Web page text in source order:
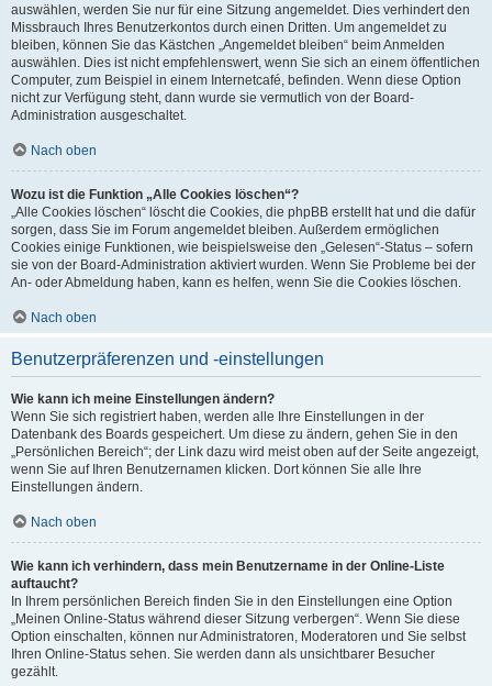
auswählen, werden Sie nur für eine Sitzung angemeldet. Dies verhindert den
Missbrauch Ihres Benutzerkontos durch einen Dritten. Um angemeldet zu
bleiben, können Sie das Kästchen „Angemeldet bleiben“ beim Anmelden
auswählen. Dies ist nicht empfehlenswert, wenn Sie sich an einem öffentlichen
Computer, zum Beispiel in einem Internetcafé, befinden. Wenn diese Option
nicht zur Verfügung steht, dann wurde sie vermutlich von der Board-
Administration ausgeschaltet.
Nach oben
Wozu ist die Funktion „Alle Cookies löschen“?
„Alle Cookies löschen“ löscht die Cookies, die phpBB erstellt hat und die dafür
sorgen, dass Sie im Forum angemeldet bleiben. Außerdem ermöglichen
Cookies einige Funktionen, wie beispielsweise den „Gelesen“-Status – sofern
sie von der Board-Administration aktiviert wurden. Wenn Sie Probleme bei der
An- oder Abmeldung haben, kann es helfen, wenn Sie die Cookies löschen.
Nach oben
Benutzerpräferenzen und -einstellungen
Wie kann ich meine Einstellungen ändern?
Wenn Sie sich registriert haben, werden alle Ihre Einstellungen in der
Datenbank des Boards gespeichert. Um diese zu ändern, gehen Sie in den
„Persönlichen Bereich“; der Link dazu wird meist oben auf der Seite angezeigt,
wenn Sie auf Ihren Benutzernamen klicken. Dort können Sie alle Ihre
Einstellungen ändern.
Nach oben
Wie kann ich verhindern, dass mein Benutzername in der Online-Liste
auftaucht?
In Ihrem persönlichen Bereich finden Sie in den Einstellungen eine Option
„Meinen Online-Status während dieser Sitzung verbergen“. Wenn Sie diese
Option einschalten, können nur Administratoren, Moderatoren und Sie selbst
Ihren Online-Status sehen. Sie werden dann als unsichtbarer Besucher
gezählt.